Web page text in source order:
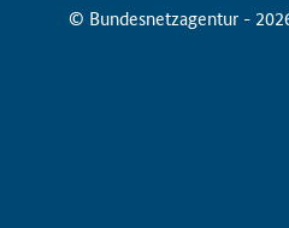
© Bundesnetzagentur -